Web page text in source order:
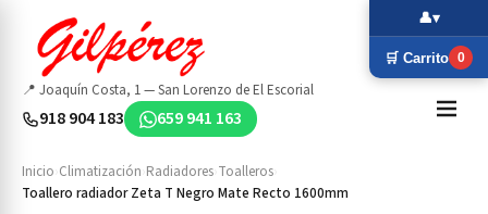
📍 Joaquín Costa, 1 — San Lorenzo de El Escorial
918 904 183 659 941 163
Inicio Climatización Radiadores Toalleros
Toallero radiador Zeta T Negro Mate Recto 1600mm
🛒 Carrito 0
👤▾